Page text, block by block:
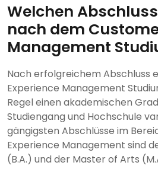
Welchen
nach dem
Management
Nach erfolgreichem Abschluss
Experience Management
Regel einen akademischen
Studiengang und Hochschule
gängigsten Abschlüsse im
Experience Management sind
(B.A.) und der Master of Arts